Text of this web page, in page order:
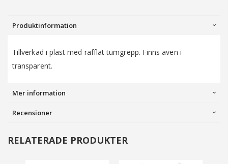
Produktinformation
Tillverkad i plast med räfflat tumgrepp. Finns även i
transparent.
Mer information
Recensioner
RELATERADE PRODUKTER